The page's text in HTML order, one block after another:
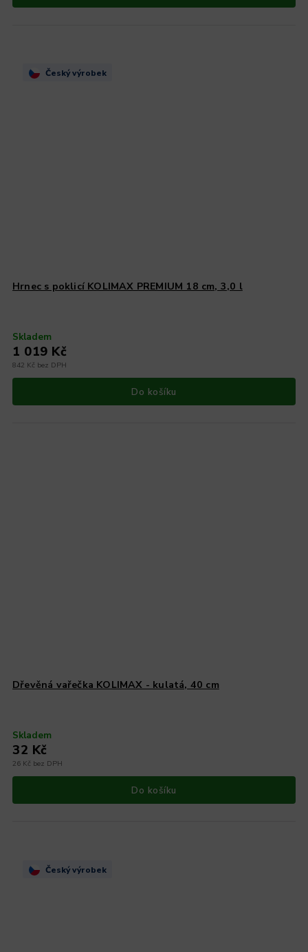
Český výrobek
Hrnec s poklicí KOLIMAX PREMIUM 18 cm, 3,0 l
Skladem
842 Kč bez DPH
1 019 Kč
Do košíku
Dřevěná vařečka KOLIMAX - kulatá, 40 cm
Skladem
26 Kč bez DPH
32 Kč
Do košíku
Český výrobek